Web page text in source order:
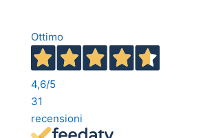
Ottimo
4,6/5
31
recensioni